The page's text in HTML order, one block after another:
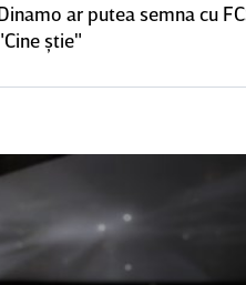
ar putea semna cu
ştie"